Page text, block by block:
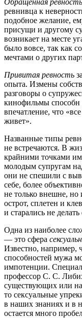
Обращенная ревность
ревнивца к
подобное желание,
присущи и другому
возникает на месте
было вовсе, так как
мечтами о других
Привитая ревность
опыта. Измены
разговоры о
кинофильмы
впечатление, что
живет».
Названные типы
не встречаются. В
крайними точками
молодым супругам
они не спешили с
себе, более
не толь­ко внешне,
острот, сплетен и
и старались не
Одна из наиболее
— это сфера
Известно, например,
способностей мужа
импотенции.
профессор С. С.
существующих или
то сексуальные
в наших знаниях и в
остается много